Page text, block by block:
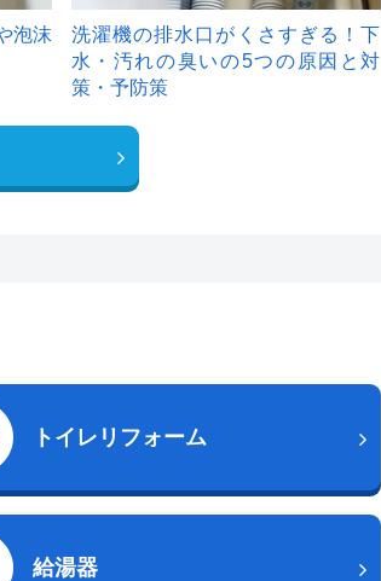
泡沫
洗濯機の排水口がくさすぎる！下
水・汚れの臭いの5つの原因と対
策・予防策
トイレリフォーム
給湯器